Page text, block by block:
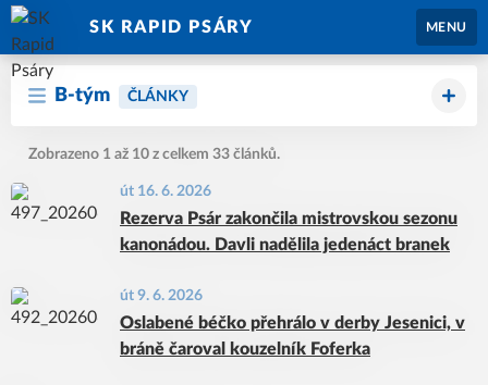
SK RAPID PSÁRY MENU
B-tým ČLÁNKY
Zobrazeno 1 až 10 z celkem 33 článků.
út 16. 6. 2026
Rezerva Psár zakončila mistrovskou sezonu
kanonádou. Davli nadělila jedenáct branek
út 9. 6. 2026
Oslabené béčko přehrálo v derby Jesenici, v
bráně čaroval kouzelník Foferka